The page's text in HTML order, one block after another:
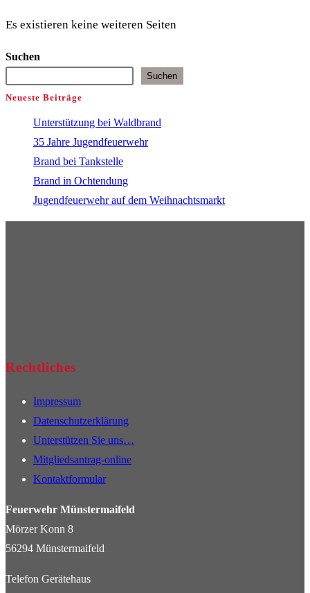
Es existieren keine weiteren Seiten
Suchen
Suchen
Neueste Beiträge
Unterstützung bei Waldbrand
35 Jahre Jugendfeuerwehr
Brand bei Tankstelle
Brand in Ochtendung
Jugendfeuerwehr auf dem Weihnachtsmarkt
Rechtliches
Impressum
Datenschutzerklärung
Unterstützen Sie uns…
Mitgliedsantrag-online
Kontaktformular
Feuerwehr Münstermaifeld
Mörzer Konn 8
56294 Münstermaifeld
Telefon Gerätehaus